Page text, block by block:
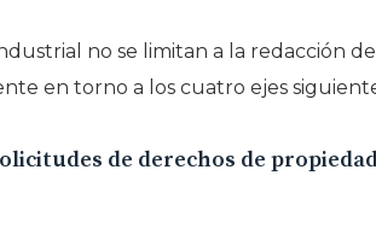
no se limitan a la redacción
en torno a los cuatro ejes
de derechos de